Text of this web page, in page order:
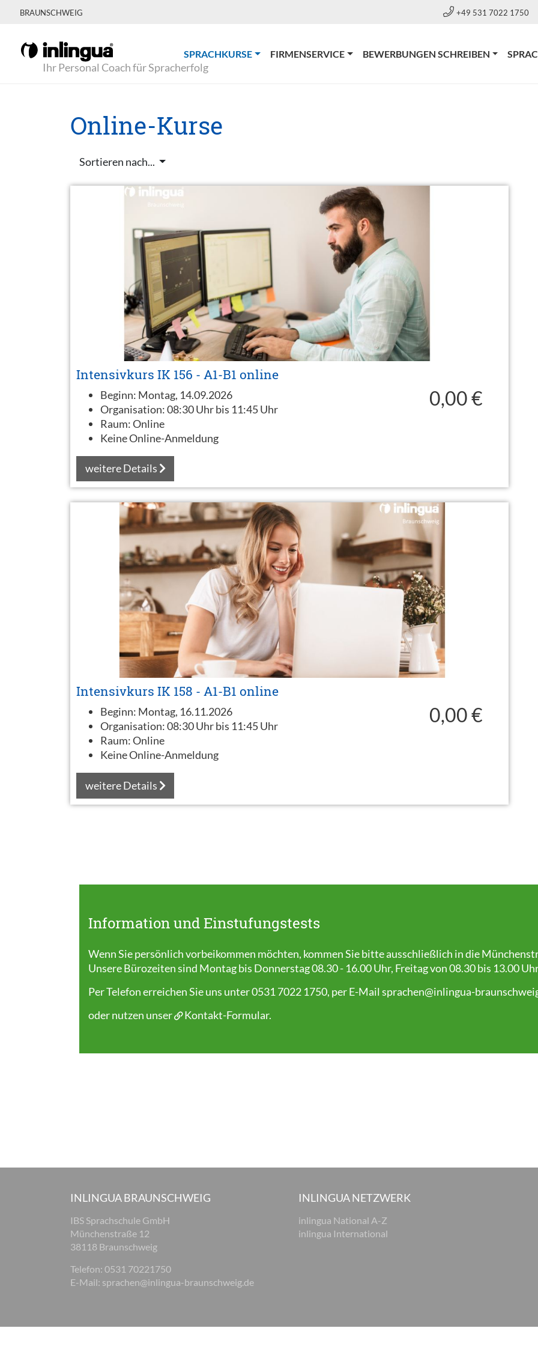
BRAUNSCHWEIG +49 531 7022 1750
Ihr Personal Coach für Spracherfolg
SPRACHKURSE(CURRENT)
FIRMENSERVICE BEWERBUNGEN SCHREIBEN
Online-Kurse
Sortieren nach...
Intensivkurs IK 156 - A1-B1 online
Beginn: Montag, 14.09.2026
Organisation:08:30 Uhr bis 11:45 Uhr
Raum:Online
Keine Online-Anmeldung
0,00 €
weitere Details
Intensivkurs IK 158 - A1-B1 online
Beginn: Montag, 16.11.2026
Organisation:08:30 Uhr bis 11:45 Uhr
Raum:Online
Keine Online-Anmeldung
0,00 €
weitere Details
Information und Einstufungstests
Wenn Sie persönlich vorbeikommen möchten, kommen Sie bitte ausschließlich in die
Unsere Bürozeiten sind Montag bis Donnerstag 08.30 - 16.00 Uhr, Freitag von 08.30 bis 13.00
Per Telefon erreichen Sie uns unter 0531 7022 1750, per E-Mail sprachen@inlingua-
oder nutzen unser
Kontakt-Formular.
INLINGUA BRAUNSCHWEIG
IBS Sprachschule GmbH
Münchenstraße 12
38118 Braunschweig
Telefon: 0531 70221750
E-Mail: sprachen@inlingua-braunschweig.de
INLINGUA NETZWERK
inlingua National A-Z
inlingua International